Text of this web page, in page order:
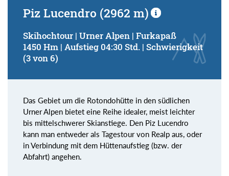
Piz Lucendro (2962 m)
Skihochtour | Urner Alpen | Furkapaß
1450 Hm | Aufstieg 04:30 Std. | Schwierigkeit
(3 von 6)
Das Gebiet um die Rotondohütte in den südlichen
Urner Alpen bietet eine Reihe idealer, meist leichter
bis mittelschwerer Skianstiege. Den Piz Lucendro
kann man entweder als Tagestour von Realp aus, oder
in Verbindung mit dem Hüttenaufstieg (bzw. der
Abfahrt) angehen.